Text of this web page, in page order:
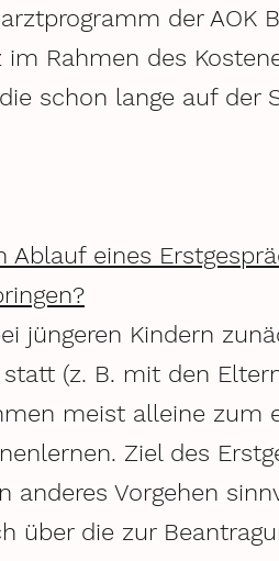
der AOK
im Rahmen des
schon lange auf
eines
jüngeren Kindern
statt (z. B. mit den
meist alleine zum
Ziel des
anderes Vorgehen
über die zur